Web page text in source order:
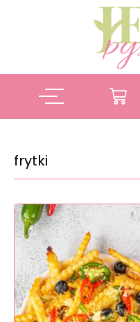
frytki